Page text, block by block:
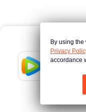
Tencent
By using
Privacy
accordance